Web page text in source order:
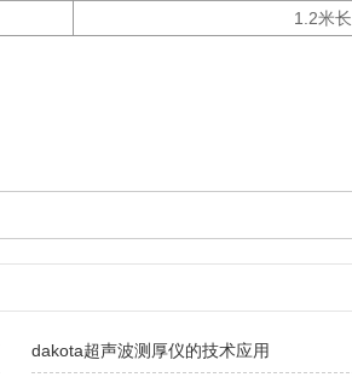
1.2米长
dakota超声波测厚仪的技术应用